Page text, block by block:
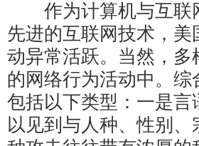
作为计算机与互联
先进的互联网技术，
动异常活跃。当然，
的网络行为活动中。
包括以下类型：一是
以见到与人种、性别